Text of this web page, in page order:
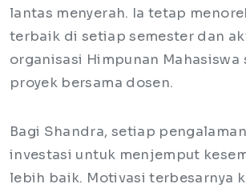
lantas menyerah. Ia tetap
terbaik di setiap semester dan
organisasi Himpunan Mahasiswa
proyek bersama dosen.
Bagi Shandra, setiap
investasi untuk menjemput
lebih baik. Motivasi terbesarnya